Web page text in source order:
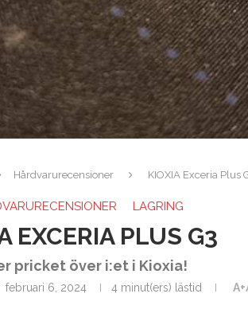
Hårdvarurecensioner KIOXIA Exceria Plus
LAGRING
EXCERIA PLUS G3
pricket över i:et i Kioxia!
februari 6, 2024 4 minut(ers) lästid A+